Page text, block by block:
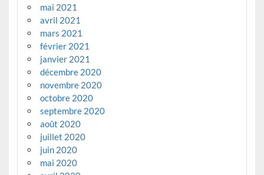
mai 2021
avril 2021
mars 2021
février 2021
janvier 2021
décembre 2020
novembre 2020
octobre 2020
septembre 2020
août 2020
juillet 2020
juin 2020
mai 2020